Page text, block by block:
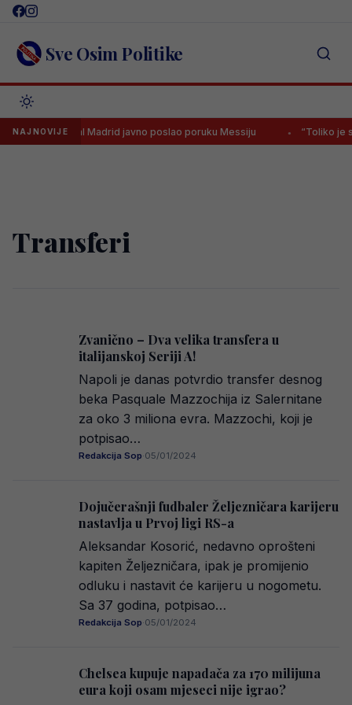
Skip
content Sve Osim Politike
NAJNOVIJE
svijetu? Real Madrid javno poslao poruku Messiju “Toliko je
Transferi
Zvanično – Dva velika transfera u
italijanskoj Seriji A!
Napoli je danas potvrdio transfer desnog
beka Pasquale Mazzochija iz Salernitane
za oko 3 miliona evra. Mazzochi, koji je
potpisao…
Redakcija Sop·05/01/2024
Dojučerašnji fudbaler Željezničara karijeru
nastavlja u Prvoj ligi RS-a
Aleksandar Kosorić, nedavno oprošteni
kapiten Željezničara, ipak je promijenio
odluku i nastavit će karijeru u nogometu.
Sa 37 godina, potpisao…
Redakcija Sop·05/01/2024
Chelsea kupuje napadača za 170 milijuna
eura koji osam mjeseci nije igrao?